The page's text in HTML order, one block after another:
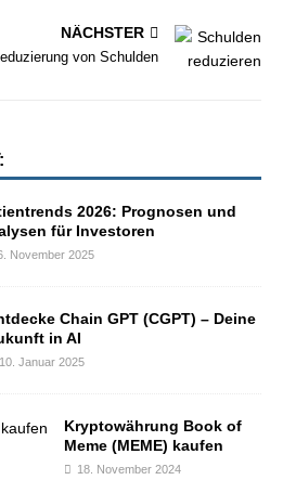
NÄCHSTER
von Schulden
2026: Prognosen und
für Investoren
November 2025
Chain GPT (CGPT) – Deine
in AI
10. Januar 2025
Kryptowährung Book of
Meme (MEME) kaufen
18. November 2024